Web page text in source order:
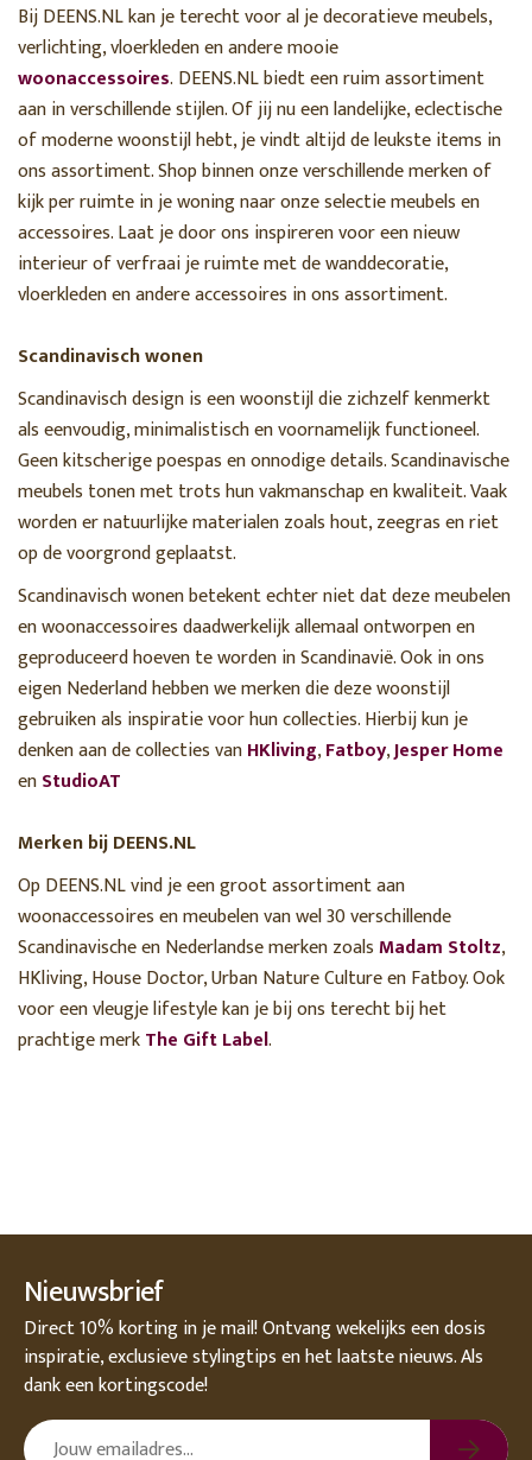
Bij DEENS.NL kan je terecht voor al je decoratieve meubels,
verlichting, vloerkleden en andere mooie
woonaccessoires. DEENS.NL biedt een ruim assortiment
aan in verschillende stijlen. Of jij nu een landelijke, eclectische
of moderne woonstijl hebt, je vindt altijd de leukste items in
ons assortiment. Shop binnen onze verschillende merken of
kijk per ruimte in je woning naar onze selectie meubels en
accessoires. Laat je door ons inspireren voor een nieuw
interieur of verfraai je ruimte met de wanddecoratie,
vloerkleden en andere accessoires in ons assortiment.
Scandinavisch wonen
Scandinavisch design is een woonstijl die zichzelf kenmerkt
als eenvoudig, minimalistisch en voornamelijk functioneel.
Geen kitscherige poespas en onnodige details. Scandinavische
meubels tonen met trots hun vakmanschap en kwaliteit. Vaak
worden er natuurlijke materialen zoals hout, zeegras en riet
op de voorgrond geplaatst.
Scandinavisch wonen betekent echter niet dat deze meubelen
en woonaccessoires daadwerkelijk allemaal ontworpen en
geproduceerd hoeven te worden in Scandinavië. Ook in ons
eigen Nederland hebben we merken die deze woonstijl
gebruiken als inspiratie voor hun collecties. Hierbij kun je
denken aan de collecties vanHKliving,Fatboy,Jesper Home
enStudioAT
Merken bij DEENS.NL
Op DEENS.NL vind je een groot assortiment aan
woonaccessoires en meubelen van wel 30 verschillende
Scandinavische en Nederlandse merken zoalsMadam Stoltz,
HKliving, House Doctor, Urban Nature Culture en Fatboy. Ook
voor een vleugje lifestyle kan je bij ons terecht bij het
prachtige merkThe Gift Label.
Nieuwsbrief
Direct 10% korting in je mail! Ontvang wekelijks een dosis
inspiratie, exclusieve stylingtips en het laatste nieuws. Als
dank een kortingscode!